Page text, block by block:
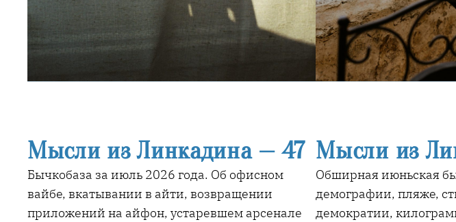
Мысли из Линкадина — 47
Бычкобаза за июль 2026 года. Об офисном
вайбе, вкатывании в айти, возвращении
приложений на айфон, устаревшем арсенале
Мысли из
Обширная июньская
демографии, пляже,
демократии,